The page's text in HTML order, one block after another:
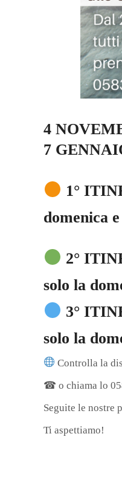
4
7
1°
domenica
2°
solo la
3°
solo la
Controlla la
☎ o chiama lo
Seguite le nostre
Ti aspettiamo!